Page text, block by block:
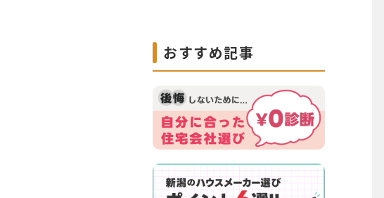
おすすめ記事